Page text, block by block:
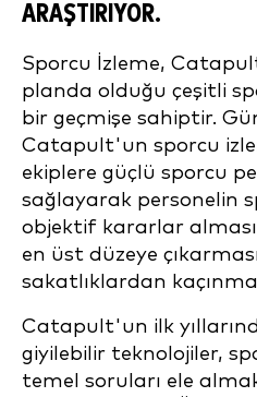
ARAŞTIRIYOR.
Sporcu İzleme,
planda olduğu çeşitli
bir geçmişe sahiptir.
Catapult'un sporcu
ekiplere güçlü sporcu
sağlayarak personelin
objektif kararlar
en üst düzeye
sakatlıklardan
Catapult'un ilk
giyilebilir teknolojiler,
temel soruları ele